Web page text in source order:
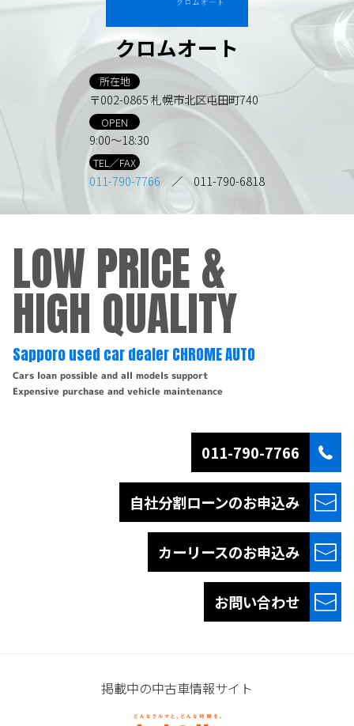
クロムオート
所在地
〒002-0865 札幌市北区屯田町740
OPEN
9:00～18:30
TEL／FAX
011-790-7766 ／ 011-790-6818
LOW PRICE &
HIGH QUALITY
Sapporo used car dealer CHROME AUTO
Cars loan possible and all models support
Expensive purchase and vehicle maintenance
011-790-7766
自社分割ローンのお申込み
カーリースのお申込み
お問い合わせ
掲載中の中古車情報サイト